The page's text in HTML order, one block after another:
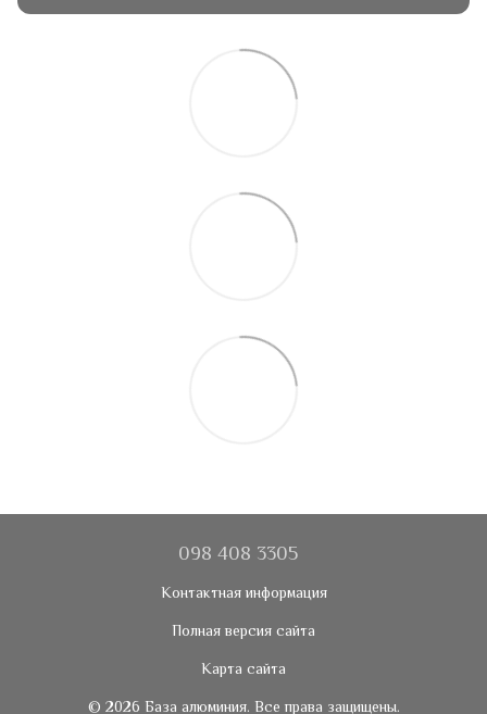
098 408 3305
Контактная информация
Полная версия сайта
Карта сайта
© 2026 База алюминия. Все права защищены.